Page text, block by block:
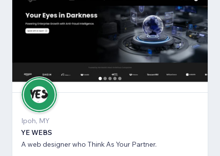
Ipoh, MY
YE WEBS
A web designer who Think As Your Partner.